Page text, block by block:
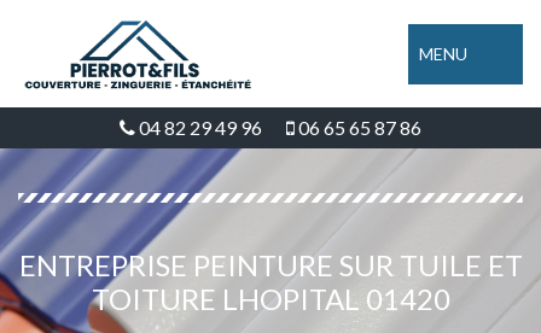
MENU
04 82 29 49 96 06 65 65 87 86
ENTREPRISE PEINTURE SUR TUILE ET
TOITURE LHOPITAL 01420